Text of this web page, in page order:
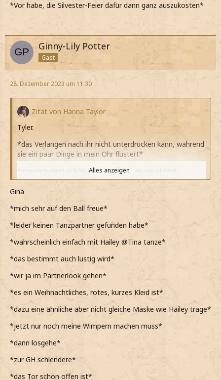
*Vor habe, die Silvester-Feier dafür dann ganz auszukosten*
Ginny-Lily Potter
Gast
28. Dezember 2023 um 11:30
Zitat von Hanna Taylor
Tyler.
*das Verlangen nach ihr nicht unterdrücken kann, während
sie ein paar Dinge in mein Ohr flüstert*
*innerlich ganz schön grinsen muss, als sie st*hnt
während meine Hand auf ihre Taille lege*
*Hailey dann auf einmal richtig anfängt zu tanzen, als
jemand in sie reinrempelt*
*sie grinsend und verführerisch anschaue, ehe dann auch
schon beginne sie durch den Raum zu wirbeln*
heranziehe*
Alles anzeigen
Gina
*mich sehr auf den Ball freue*
*leider keinen Tanzpartner gefunden habe*
*wahrscheinlich einfach mit Hailey @Tina tanze*
*das bestimmt auch lustig wird*
*wir ja im Partnerlook gehen*
*es ein Weihnachtliches, rotes, kurzes Kleid ist*
*dazu eine ähnliche aber nicht gleiche Maske wie Hailey trage*
*jetzt nur noch meine Wimpern machen muss*
*dann losgehe*
*zur GH schlendere*
*das Tor schon offen ist*